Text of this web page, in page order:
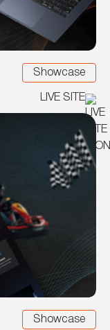
Showcase
LIVE SITE
Showcase